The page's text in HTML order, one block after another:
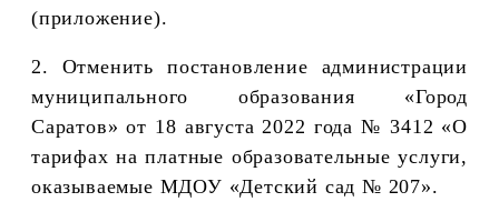
(приложение).
2. Отменить постановление администрации
муниципального образования «Город
Саратов»от 18 августа 2022 года № 3412 «О
тарифах на платные образовательные услуги,
оказываемые МДОУ «Детский сад № 207».